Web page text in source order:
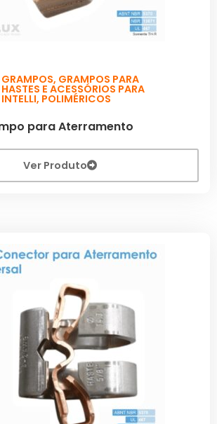
GRAMPOS, GRAMPOS PARA
HASTES E ACESSÓRIOS PARA
INTELLI, POLIMÉRICOS
para Aterramento
Ver Produto